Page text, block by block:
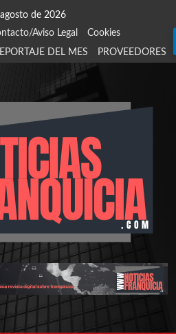
de 2026
Aviso Legal
Cookies
DEL MES PROVEEDORES
924